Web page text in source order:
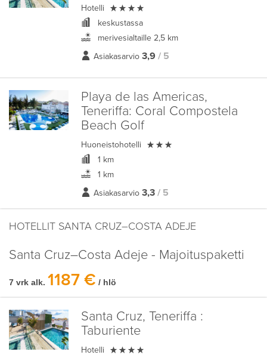
Hotelli 
keskustassa
merivesialtaille 2,5 km
Asiakasarvio 3,9 / 5
Playa de las Americas,
Teneriffa: Coral Compostela
Beach Golf
Huoneistohotelli 
1 km
1 km
Asiakasarvio 3,3 / 5
HOTELLIT SANTA CRUZ–COSTA ADEJE
Santa Cruz–Costa Adeje - Majoituspaketti
7 vrk alk. 1187 € / hlö
Santa Cruz, Teneriffa :
Taburiente
Hotelli 